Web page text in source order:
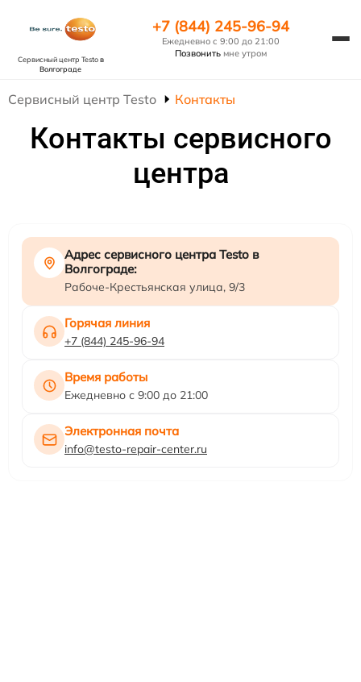
Сервисный центр Testoв
Волгограде
+7 (844) 245-96-94
Ежедневно с 9:00 до 21:00
Позвонить мне утром
Сервисный центр Testo Контакты
Контакты сервисного
центра
Адрес сервисного центра Testo в
Волгограде:
Рабоче-Крестьянская улица, 9/3
Горячая линия
+7 (844) 245-96-94
Время работы
Ежедневно с 9:00 до 21:00
Электронная почта
info@testo-repair-center.ru